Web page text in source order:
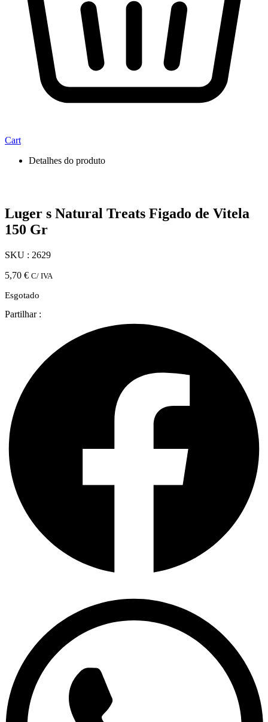
Cart
Detalhes do produto
Luger s Natural Treats Figado de Vitela
150 Gr
SKU : 2629
5,70 € C/ IVA
Esgotado
Partilhar :